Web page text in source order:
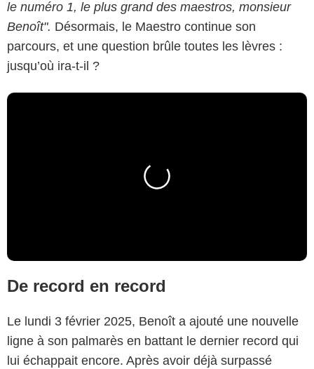
le numéro 1, le plus grand des maestros, monsieur
Benoît". Désormais, le Maestro continue son
parcours, et une question brûle toutes les lèvres :
jusqu’où ira-t-il ?
De record en record
Le lundi 3 février 2025, Benoît a ajouté une nouvelle
ligne à son palmarès en battant le dernier record qui
lui échappait encore. Après avoir déjà surpassé